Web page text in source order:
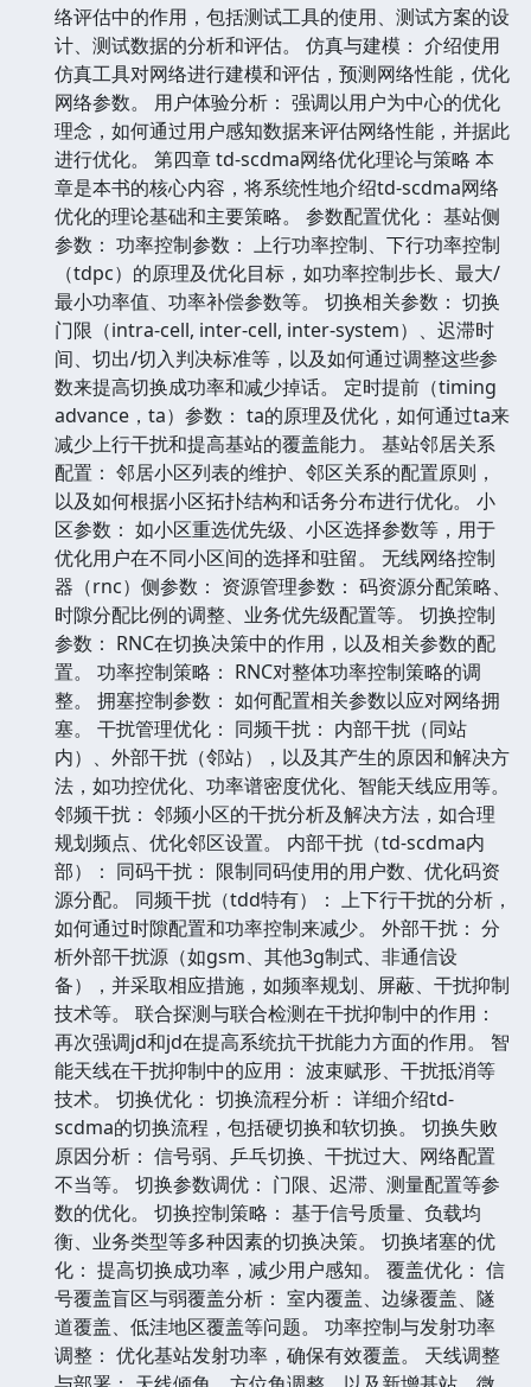
络评估中的作用，包括测试工具的使用、测试方案的设
计、测试数据的分析和评估。 仿真与建模： 介绍使用
仿真工具对网络进行建模和评估，预测网络性能，优化
网络参数。 用户体验分析： 强调以用户为中心的优化
理念，如何通过用户感知数据来评估网络性能，并据此
进行优化。 第四章 td-scdma网络优化理论与策略 本
章是本书的核心内容，将系统性地介绍td-scdma网络
优化的理论基础和主要策略。 参数配置优化： 基站侧
参数： 功率控制参数： 上行功率控制、下行功率控制
（tdpc）的原理及优化目标，如功率控制步长、最大/
最小功率值、功率补偿参数等。 切换相关参数： 切换
门限（intra-cell, inter-cell, inter-system）、迟滞时
间、切出/切入判决标准等，以及如何通过调整这些参
数来提高切换成功率和减少掉话。 定时提前（timing
advance，ta）参数： ta的原理及优化，如何通过ta来
减少上行干扰和提高基站的覆盖能力。 基站邻居关系
配置： 邻居小区列表的维护、邻区关系的配置原则，
以及如何根据小区拓扑结构和话务分布进行优化。 小
区参数： 如小区重选优先级、小区选择参数等，用于
优化用户在不同小区间的选择和驻留。 无线网络控制
器（rnc）侧参数： 资源管理参数： 码资源分配策略、
时隙分配比例的调整、业务优先级配置等。 切换控制
参数： RNC在切换决策中的作用，以及相关参数的配
置。 功率控制策略： RNC对整体功率控制策略的调
整。 拥塞控制参数： 如何配置相关参数以应对网络拥
塞。 干扰管理优化： 同频干扰： 内部干扰（同站
内）、外部干扰（邻站），以及其产生的原因和解决方
法，如功控优化、功率谱密度优化、智能天线应用等。
邻频干扰： 邻频小区的干扰分析及解决方法，如合理
规划频点、优化邻区设置。 内部干扰（td-scdma内
部）： 同码干扰： 限制同码使用的用户数、优化码资
源分配。 同频干扰（tdd特有）： 上下行干扰的分析，
如何通过时隙配置和功率控制来减少。 外部干扰： 分
析外部干扰源（如gsm、其他3g制式、非通信设
备），并采取相应措施，如频率规划、屏蔽、干扰抑制
技术等。 联合探测与联合检测在干扰抑制中的作用：
再次强调jd和jd在提高系统抗干扰能力方面的作用。 智
能天线在干扰抑制中的应用： 波束赋形、干扰抵消等
技术。 切换优化： 切换流程分析： 详细介绍td-
scdma的切换流程，包括硬切换和软切换。 切换失败
原因分析： 信号弱、乒乓切换、干扰过大、网络配置
不当等。 切换参数调优： 门限、迟滞、测量配置等参
数的优化。 切换控制策略： 基于信号质量、负载均
衡、业务类型等多种因素的切换决策。 切换堵塞的优
化： 提高切换成功率，减少用户感知。 覆盖优化： 信
号覆盖盲区与弱覆盖分析： 室内覆盖、边缘覆盖、隧
道覆盖、低洼地区覆盖等问题。 功率控制与发射功率
调整： 优化基站发射功率，确保有效覆盖。 天线调整